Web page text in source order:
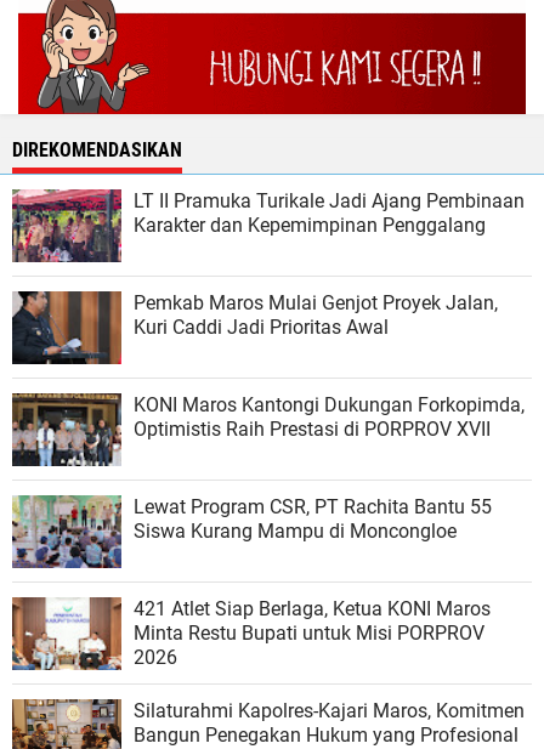
DIREKOMENDASIKAN
LT II Pramuka Turikale Jadi Ajang Pembinaan
Karakter dan Kepemimpinan Penggalang
Pemkab Maros Mulai Genjot Proyek Jalan,
Kuri Caddi Jadi Prioritas Awal
KONI Maros Kantongi Dukungan Forkopimda,
Optimistis Raih Prestasi di PORPROV XVII
Lewat Program CSR, PT Rachita Bantu 55
Siswa Kurang Mampu di Moncongloe
421 Atlet Siap Berlaga, Ketua KONI Maros
Minta Restu Bupati untuk Misi PORPROV
2026
Silaturahmi Kapolres-Kajari Maros, Komitmen
Bangun Penegakan Hukum yang Profesional